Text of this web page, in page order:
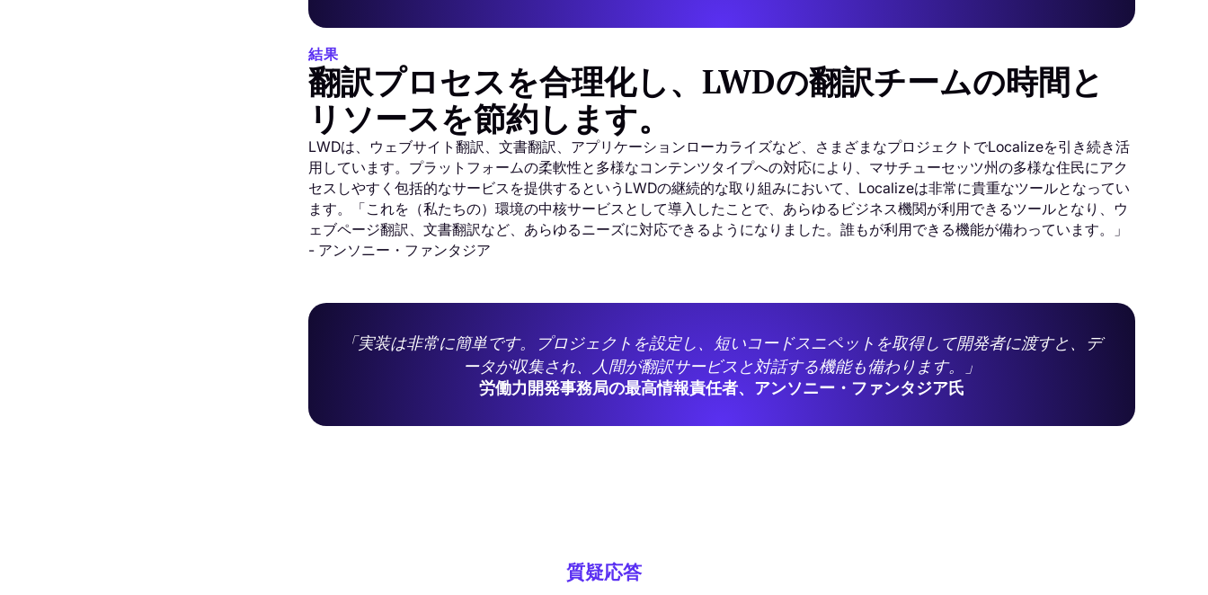
結果
翻訳プロセスを合理化し、LWDの翻訳チームの時間と
リソースを節約します。
LWDは、ウェブサイト翻訳、文書翻訳、アプリケーションローカライズなど、さまざまなプロジェクトでLocalizeを引き続き活
用しています。プラットフォームの柔軟性と多様なコンテンツタイプへの対応により、マサチューセッツ州の多様な住民にアク
セスしやすく包括的なサービスを提供するというLWDの継続的な取り組みにおいて、Localizeは非常に貴重なツールとなってい
ます。「これを（私たちの）環境の中核サービスとして導入したことで、あらゆるビジネス機関が利用できるツールとなり、ウ
ェブページ翻訳、文書翻訳など、あらゆるニーズに対応できるようになりました。誰もが利用できる機能が備わっています。」
- アンソニー・ファンタジア
「実装は非常に簡単です。プロジェクトを設定し、短いコードスニペットを取得して開発者に渡すと、デ
ータが収集され、人間が翻訳サービスと対話する機能も備わります。」
労働力開発事務局の最高情報責任者、アンソニー・ファンタジア氏
質疑応答